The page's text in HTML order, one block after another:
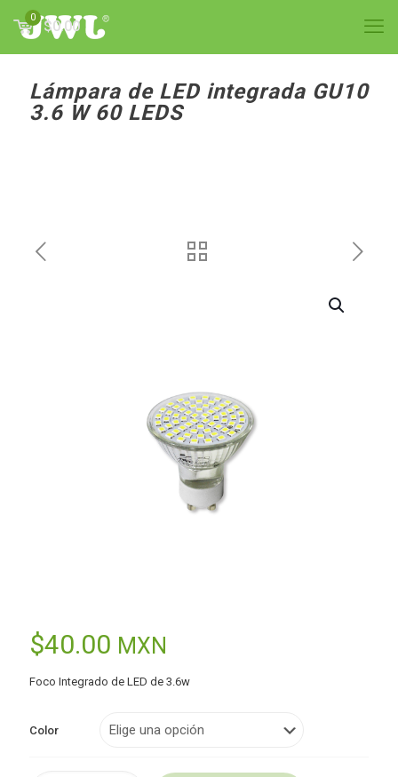
0
$0.00
Lámpara de LED integrada GU10
3.6 W 60 LEDS
$40.00 MXN
Foco Integrado de LED de 3.6w
Color